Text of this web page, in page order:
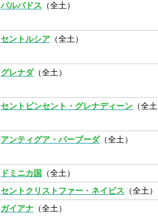
バルバドス （全土）
セントルシア （全土）
グレナダ（全土）
セントビンセント・グレナディーン （全
アンティグア・バーブーダ（全土）
ドミニカ国
（全土）
セントクリストファー・ネイビス （全土）
ガイアナ （全土）